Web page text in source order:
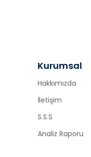
Kurumsal
Hakkımızda
İletişim
S.S.S
Analiz Raporu